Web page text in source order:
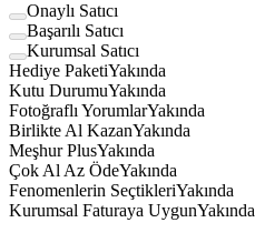
Onaylı Satıcı
Başarılı Satıcı
Kurumsal Satıcı
Hediye PaketiYakında
Kutu DurumuYakında
Fotoğraflı YorumlarYakında
Birlikte Al KazanYakında
Meşhur PlusYakında
Çok Al Az ÖdeYakında
Fenomenlerin SeçtikleriYakında
Kurumsal Faturaya UygunYakında